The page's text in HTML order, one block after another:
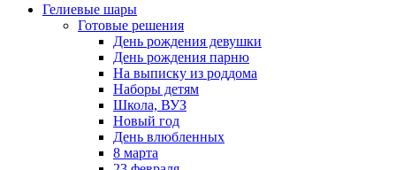
Гелиевые шары
Готовые решения
День рождения девушки
День рождения парню
На выписку из роддома
Наборы детям
Школа, ВУЗ
Новый год
День влюбленных
8 марта